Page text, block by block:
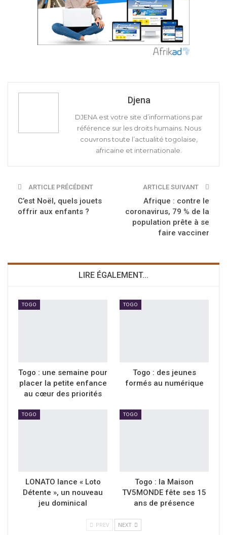
Djena
DJENA est votre site d’informations par
référence sur les droits humains. Nous
couvrons toute l’actualité togolaise,
africaine et internationale.
ARTICLE PRÉCÉDENT
C’est Noël, quels jouets
offrir aux enfants ?
ARTICLE SUIVANT
Afrique : contre le
coronavirus, 79 % de la
population prête à se
faire vacciner
LIRE ÉGALEMENT...
TOGO
Togo : une semaine pour
placer la petite enfance
au cœur des priorités
TOGO
Togo : des jeunes
formés au numérique
TOGO
LONATO lance « Loto
Détente », un nouveau
jeu dominical
TOGO
Togo : la Maison
TV5MONDE fête ses 15
ans de présence
PREV NEXT